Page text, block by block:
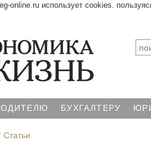
online.ru использует cookies.
БУХГАЛТЕРУ
Статьи